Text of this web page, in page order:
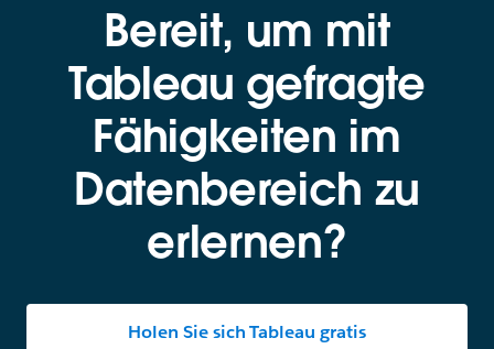
Bereit, um mit
Tableau gefragte
Fähigkeiten im
Datenbereich zu
erlernen?
Holen Sie sich Tableau gratis